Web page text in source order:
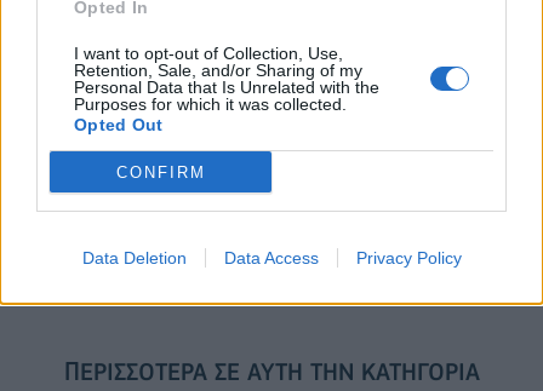
Opted In
I want to opt-out of Collection, Use,
Retention, Sale, and/or Sharing of my
Personal Data that Is Unrelated with the
Purposes for which it was collected.
Opted Out
CONFIRM
Data Deletion Data Access Privacy Policy
18η συνεχόμενη χρονιά για τον ΟΤΕ στη διεθνή σειρά δεικτών
FTSE4Good
Alpha Bank: Για πρώτη φορά το Αρχαίο Θέατρο Επιδαύρου άνοιξε τις
ΠΕΡΙΣΣΌΤΕΡΑ ΣΕ ΑΥΤΉ ΤΗΝ ΚΑΤΗΓΟΡΊΑ